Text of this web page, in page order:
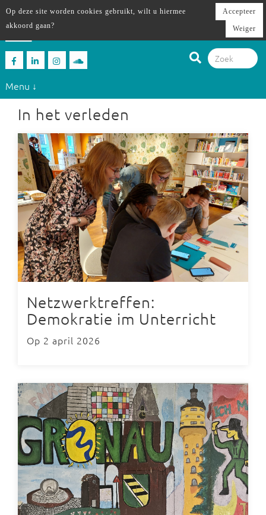
Menu ↓
In het verleden
Netzwerktreffen:
Demokratie im Unterricht
Op 2 april 2026
Op deze site worden cookies gebruikt, wilt u hiermee
akkoord gaan?
Accepteer
Weiger